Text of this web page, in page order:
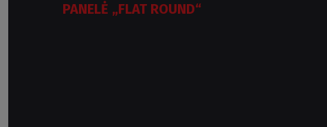
PANELĖ „FLAT ROUND“